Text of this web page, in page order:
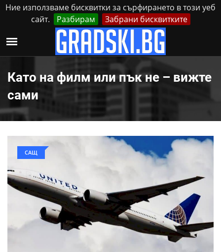
Ние използваме бисквитки за сърфирането в този уеб
сайт.
Разбирам Забрани бисквитките
Събота, 8 Август, 2026 Реклама Контакти
Като на филм или пък не – вижте
сами
САЩ